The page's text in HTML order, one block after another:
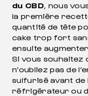
du CBD, nous
la première
quantité de tête
cake trop fort
ensuite
Si vous souhaitez
n’oubliez pas de
sulfurisé avant de
réfrigérateur ou